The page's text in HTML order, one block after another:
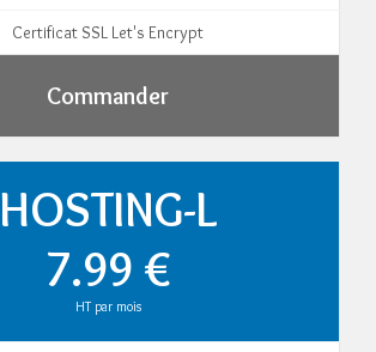
Certificat SSL Let's Encrypt
Commander
HOSTING-L
7.99 €
HT par mois